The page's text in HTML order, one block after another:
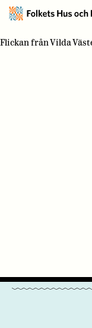
Flickan från Vilda